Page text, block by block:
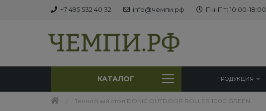
+7 495 532 40 32 info@чемпи.рф Пн-Пт: 10:00-18:00
КАТАЛОГ ПРОДУКЦИЯ
Теннисный стол DONIC OUTDOOR ROLLER 1000 GREEN